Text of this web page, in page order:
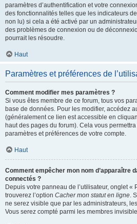
paramètres d’authentification et votre
des fonctionnalités telles que les indicateurs
non lu) si cela a été activé par un
des problèmes de connexion ou de
pourrait les résoudre.
Haut
Paramètres et préférences de
Comment modifier mes paramètres ?
Si vous êtes membre de ce forum, tous vos
base de données. Pour les modifier, accédez
(généralement ce lien est accessible en
haut des pages du forum). Cela vous
paramètres et préférences de votre compte.
Haut
Comment empêcher mon nom d’apparaître
connectés ?
Depuis votre panneau de l’utilisateur, onglet «
trouverez l’option Cacher mon statut en ligne.
ne serez visible que par les administrateurs,
Vous serez compté parmi les membres